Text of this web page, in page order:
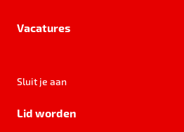
Vacatures
Sluit je aan
Lid worden